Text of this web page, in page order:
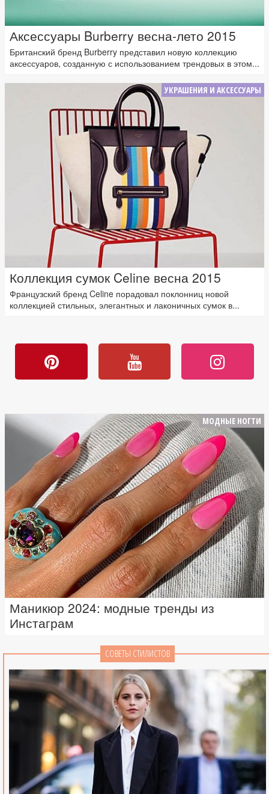
Аксессуары Burberry весна-лето 2015
Британский бренд Burberry представил новую коллекцию
аксессуаров, созданную с использованием трендовых в этом...
УКРАШЕНИЯ И АКСЕССУАРЫ
Коллекция сумок Celine весна 2015
Французский бренд Celine порадовал поклонниц новой
коллекцией стильных, элегантных и лаконичных сумок в...
МОДНЫЕ НОГТИ
Маникюр 2024: модные тренды из
Инстаграм
СОВЕТЫ СТИЛИСТОВ